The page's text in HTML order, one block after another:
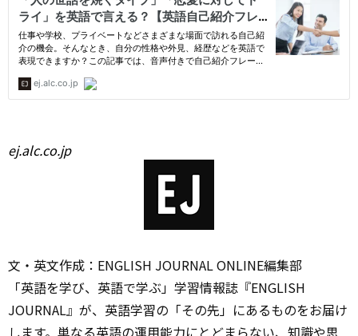
ej.alc.co.jp
文・英文作成：ENGLISH JOURNAL ONLINE編集部
「英語を学び、英語で学ぶ」学習情報誌『ENGLISH
JOURNAL』が、英語学習の「その先」にあるものをお届け
します。単なる英語の運用能力にとどまらない、知識や思